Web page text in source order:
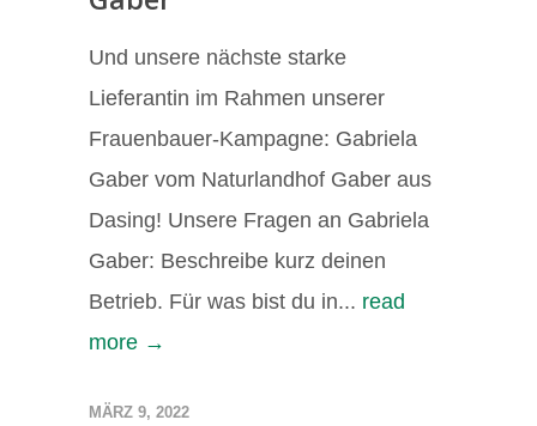
Und unsere nächste starke
Lieferantin im Rahmen unserer
Frauenbauer-Kampagne: Gabriela
Gaber vom Naturlandhof Gaber aus
Dasing! Unsere Fragen an Gabriela
Gaber: Beschreibe kurz deinen
Betrieb. Für was bist du in... read
more →
MÄRZ 9, 2022